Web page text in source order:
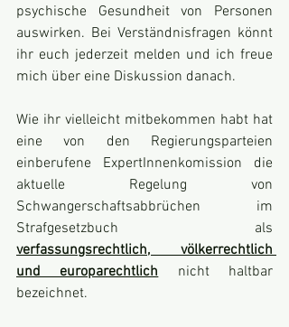
psychische Gesundheit von Personen
auswirken. Bei Verständnisfragen könnt
ihr euch jederzeit melden und ich freue
mich über eine Diskussion danach.
Wie ihr vielleicht mitbekommen habt hat
eine von den Regierungsparteien
einberufene ExpertInnenkomission die
aktuelle Regelung von
Schwangerschaftsabbrüchen im
verfassungsrechtlich, völkerrechtlich
und europarechtlich
nicht haltbar
bezeichnet.